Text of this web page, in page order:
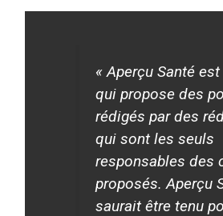
« Aperçu Santé
qui propose des
rédigés par des
qui sont les seuls
responsables des
proposés. Aperçu
saurait être tenu